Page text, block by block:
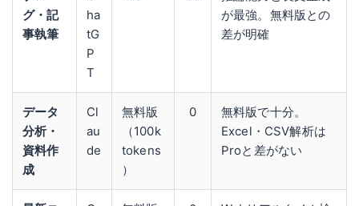
グ・記
事執筆
ha
tG
P
T
が最強。無料版との
差が明確
データ
分析・
資料作
成
Cl
au
de
無料版
（100k
tokens
）
0
無料版で十分。
Excel・CSV解析は
Proと差がない